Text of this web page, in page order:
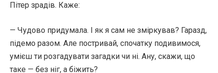
Пітер зрадів. Каже:
— Чудово придумала. І як я сам не зміркував? Гаразд,
підемо разом. Але постривай, спочатку подивимося,
умієш ти розгадувати загадки чи ні. Ану, скажи, що
таке — без ніг, а біжить?